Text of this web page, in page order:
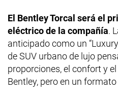
El Bentley Torcal será el
eléctrico de la compañía.
anticipado como un
de SUV urbano de lujo
proporciones, el confort y
Bentley, pero en un